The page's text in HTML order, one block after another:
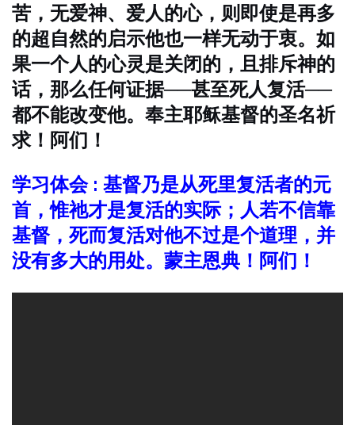
苦，无爱神、爱人的心，则即使是再多
的超自然的启示他也一样无动于衷。 如
果一个人的心灵是关闭的，且排斥神的
话，那么任何证据──甚至死人复活──
都不能改变他。 奉主耶稣基督的圣名祈
求！阿们！
学习体会 : 基督乃是从死里复活者的元
首，惟祂才是复活的实际；人若不信靠
基督，死而复活对他不过是个道理，并
没有多大的用处。蒙主恩典！阿们！